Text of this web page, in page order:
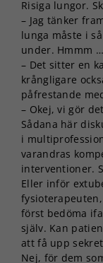
Risiga lungor.
– Jag tänker
lunga måste i
under. Hmmm …
– Det sitter en
krångligare
påfrestande
– Okej, vi gör
Sådana här
i
varandras
interventioner.
Eller inför
först bedöma
själv. Kan
att få upp
Nej, för dem